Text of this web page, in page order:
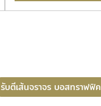
รับตีเส้นจราจร บอสทราฟฟิค